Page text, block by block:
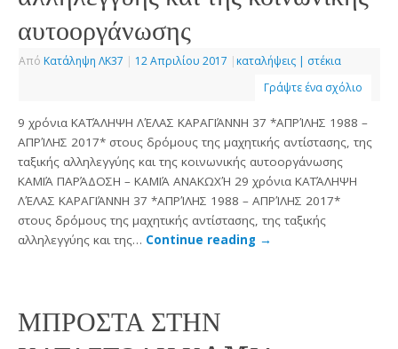
αυτοοργάνωσης
Από Κατάληψη ΛΚ37 | 12 Απριλίου 2017 | καταλήψεις | στέκια
Γράψτε ένα σχόλιο
9 χρόνια ΚΑΤΆΛΗΨΗ ΛΈΛΑΣ ΚΑΡΑΓΙΆΝΝΗ 37 *ΑΠΡΊΛΗΣ 1988 –
ΑΠΡΊΛΗΣ 2017* στους δρόμους της μαχητικής αντίστασης, της
ταξικής αλληλεγγύης και της κοινωνικής αυτοοργάνωσης
ΚΑΜΙΆ ΠΑΡΆΔΟΣΗ – ΚΑΜΙΆ ΑΝΑΚΩΧΉ 29 χρόνια ΚΑΤΆΛΗΨΗ
ΛΈΛΑΣ ΚΑΡΑΓΙΆΝΝΗ 37 *ΑΠΡΊΛΗΣ 1988 – ΑΠΡΊΛΗΣ 2017*
στους δρόμους της μαχητικής αντίστασης, της ταξικής
αλληλεγγύης και της… Continue reading →
ΜΠΡΟΣΤΑ ΣΤΗΝ